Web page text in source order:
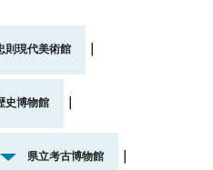
則現代美術館
史博物館
県立考古博物館